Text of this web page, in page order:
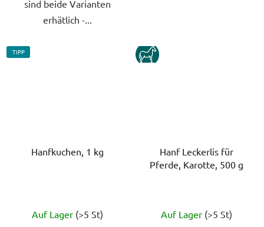
sind beide Varianten
erhätlich -...
TIPP
Hanfkuchen, 1 kg
Auf Lager (>5 St)
KUN
Hanf Leckerlis für
Pferde, Karotte, 500 g
Auf Lager (>5 St)